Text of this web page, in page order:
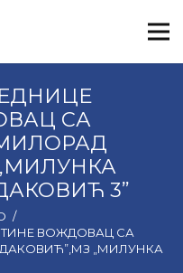
СА
3”
/
ВОЖДОВАЦ СА
„МИЛУНКА